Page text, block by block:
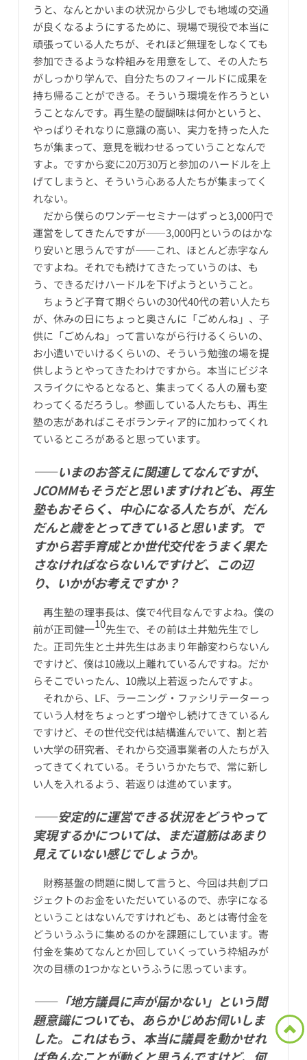
うと、なんとかいまの状況から少しでも地域の交通
が良くなるようにするために、現場で現役で本当に
頑張っている人たちが、それほど無理をしなくても
参加できるような枠組みを用意をして、その人たち
がしっかり学んで、自分たちのフィールドに成果を
持ち帰ることができる。そういう環境を作ろうとい
うことなんです。再生塾の醍醐味は何かというと、
やっぱりそれなりに意識の高い、実力を持った人た
ちが集まって、意見を戦わせるっていうことなんで
すよ。ですから変に20万30万と参加のハードルを上
げてしまうと、そういう心ある人たちが集まってく
れない。
だから僕らのワンデーセミナーはずっと3,000円で
運営をしてきたんですが――3,000円というのはかな
り安いと思うんですが――これ、ほとんど赤字なん
ですよね。それでも続けてきたっていうのは、も
う、できるだけハードルを下げようということ。
ちょうど子育て期ぐらいの30代40代の若い人たち
が、休みの日にちょっと奥さんに「ごめんね」、子
供に「ごめんね」って言いながら行けるくらいの、
お小遣いでいけるくらいの、そういう勉強の場を提
供しようとやってきたわけですから。本当にビジネ
スライクにやるとなると、集まってくる人の層も変
わってくるだろうし。参画している人たちも、再生
塾の志があればこそボランティア的に加わってくれ
ているところがあると思っています。
――いまのお答えに関連してなんですが、
JCOMMもそうだと思いますけれども、再生
塾もおそらく、中心になる人たちが、だん
だんと歳をとってきていると思います。で
すから若手育成とか世代交代をうまく果た
さなければならないんですけど、この辺
り、いかがお考えですか？
再生塾の理事長は、僕で4代目なんですよね。僕の
前が正司健一10先生で、その前は土井勉先生でし
た。正司先生と土井先生はあまり年齢変わらないん
ですけど、僕は10歳以上離れているんですね。だか
らそこでいったん、10歳以上若返ったんですよ。
それから、LF、ラーニング・ファシリテーターっ
ていう人材をちょっとずつ増やし続けてきているん
ですけど、その世代交代は結構進んでいて、割と若
い大学の研究者、それから交通事業者の人たちが入
ってきてくれている。そういうかたちで、常に新し
い人を入れるよう、若返りは進めています。
――安定的に運営できる状況をどうやって
実現するかについては、まだ道筋はあまり
見えていない感じでしょうか。
財務基盤の問題に関して言うと、今回は共創プロ
ジェクトのお金をいただいているので、赤字になる
ということはないんですけれども、あとは寄付金を
どういうふうに集めるのかを課題にしています。寄
付金を集めてなんとか回していくっていう枠組みが
次の目標の1つかなというふうに思っています。
――「地方議員に声が届かない」という問
題意識についても、あらかじめお伺いしま
した。これはもう、本当に議員を動かせれ